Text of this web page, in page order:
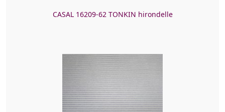
CASAL 16209-62 TONKIN hirondelle